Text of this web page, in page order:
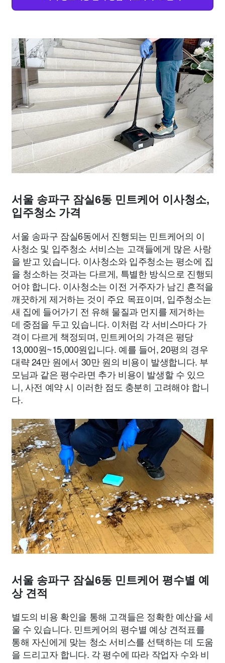
서울 송파구 잠실6동 민트케어 이사청소,
입주청소 가격
서울 송파구 잠실6동에서 진행되는 민트케어의 이
사청소 및 입주청소 서비스는 고객들에게 많은 사랑
을 받고 있습니다. 이사청소와 입주청소는 평소에 집
을 청소하는 것과는 다르게, 특별한 방식으로 진행되
어야 합니다. 이사청소는 이전 거주자가 남긴 흔적을
깨끗하게 제거하는 것이 주요 목표이며, 입주청소는
새 집에 들어가기 전 유해 물질과 먼지를 제거하는
데 중점을 두고 있습니다. 이처럼 각 서비스마다 가
격이 다르게 책정되며, 민트케어의 가격은 평당
13,000원~15,000원입니다. 예를 들어, 20평의 경우
대략 24만 원에서 30만 원의 비용이 발생합니다. 부
모님과 같은 평수라면 추가 비용이 발생할 수 있으
니, 사전 예약 시 이러한 점도 충분히 고려해야 합니
다.
서울 송파구 잠실6동 민트케어 평수별 예
상 견적
별도의 비용 확인을 통해 고객들은 정확한 예산을 세
울 수 있습니다. 민트케어의 평수별 예상 견적표를
통해 자신에게 맞는 청소 서비스를 선택하는 데 도움
을 드리고자 합니다. 각 평수에 따라 작업자 수와 비